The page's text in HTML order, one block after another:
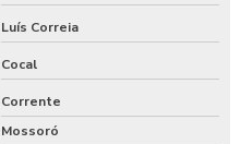
Luís Correia
Cocal
Corrente
Mossoró